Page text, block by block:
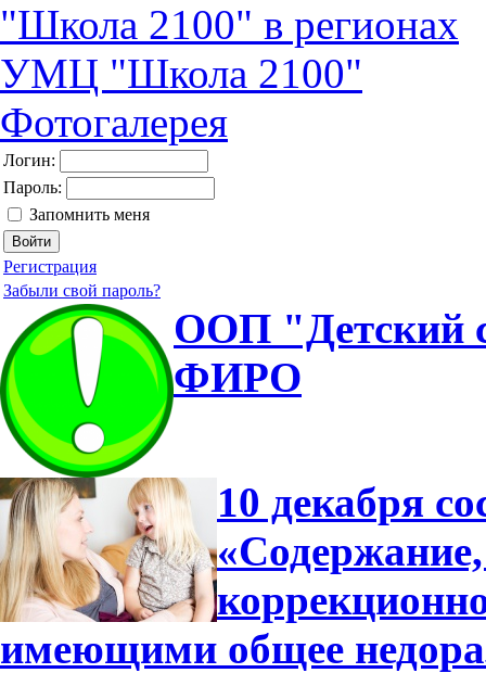
"Школа 2100" в регионах
УМЦ "Школа 2100"
Фотогалерея
Логин:
Пароль:
Запомнить меня
Регистрация
Забыли свой пароль?
ООП "Детский
ФИРО
10 декабря
имеющими общее